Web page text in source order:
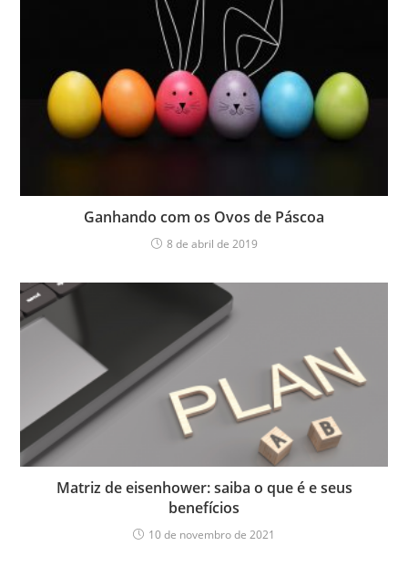
Ganhando com os Ovos de Páscoa
8 de abril de 2019
Matriz de eisenhower: saiba o que é e seus
benefícios
10 de novembro de 2021